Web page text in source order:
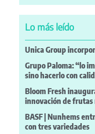
Lo más leído
Unica Group
Grupo Paloma: “lo
sino hacerlo con
Bloom Fresh
innovación de frutas
BASF | Nunhems
con tres variedades